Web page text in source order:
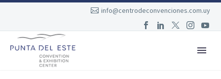
info@centrodeconvenciones.com.uy